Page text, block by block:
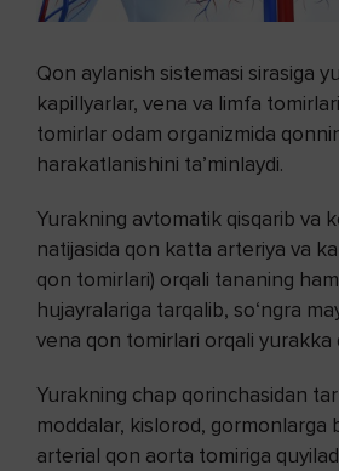
Qon aylanish sistemasi sirasiga
kapillyarlar, vena va limfa
tomirlar odam organizmida
harakatlanishini ta’minlaydi.
Yurakning avtomatik qisqarib va
natijasida qon katta arteriya va
qon tomirlari) orqali tananing
hujayralariga tarqalib, so‘ngra
vena qon tomirlari orqali yurakka
Yurakning chap qorinchasidan
moddalar, kislorod, gormonlarga
arterial qon aorta tomiriga